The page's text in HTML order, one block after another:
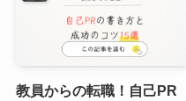
教員からの転職！自己PR